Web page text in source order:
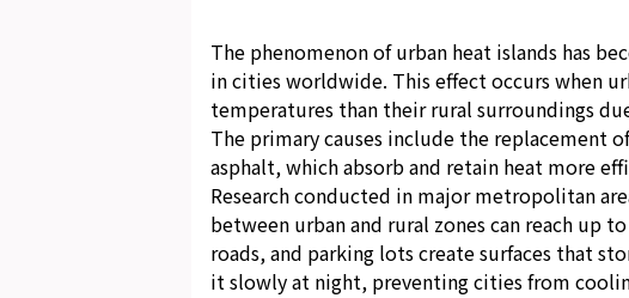
The phenomenon of urban heat islands has
in cities worldwide. This effect occurs when
temperatures than their rural surroundings
The primary causes include the replacement
asphalt, which absorb and retain heat more
Research conducted in major metropolitan
between urban and rural zones can reach up
roads, and parking lots create surfaces that
it slowly at night, preventing cities from